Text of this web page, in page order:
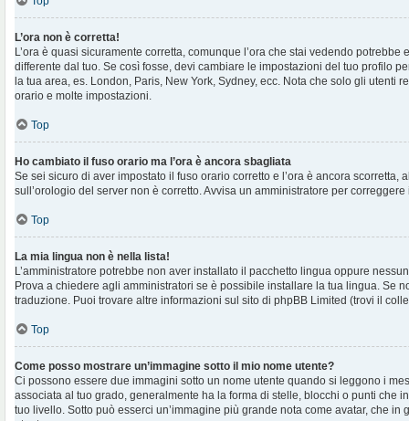
L’ora non è corretta!
L’ora è quasi sicuramente corretta, comunque l’ora che stai vedendo
differente dal tuo. Se così fosse, devi cambiare le impostazioni del tuo profilo
la tua area, es. London, Paris, New York, Sydney, ecc. Nota che solo gli utenti
orario e molte impostazioni.
Top
Ho cambiato il fuso orario ma l’ora è ancora sbagliata
Se sei sicuro di aver impostato il fuso orario corretto e l’ora è ancora scorretta,
sull’orologio del server non è corretto. Avvisa un amministratore per
Top
La mia lingua non è nella lista!
L’amministratore potrebbe non aver installato il pacchetto lingua oppure
Prova a chiedere agli amministratori se è possibile installare la tua lingua. Se
traduzione. Puoi trovare altre informazioni sul sito di phpBB Limited (trovi il
Top
Come posso mostrare un’immagine sotto il mio nome utente?
Ci possono essere due immagini sotto un nome utente quando si leggono i
associata al tuo grado, generalmente ha la forma di stelle, blocchi o punti che
tuo livello. Sotto può esserci un’immagine più grande nota come avatar, che in